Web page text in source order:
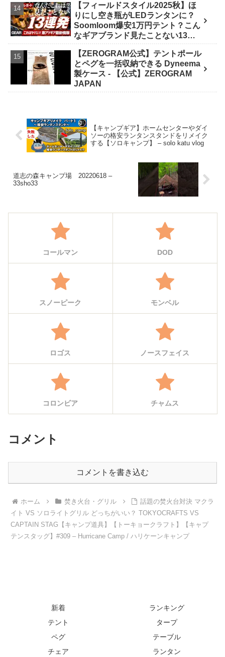
リー 選び方》 - ｺﾝﾊﾟｸﾄｷﾞｱ紹介★バ
イク野営部
【フィールドスタイル2025秋】ほ
りにし空き瓶がLEDランタンに？
Soomloom爆安1万円テント？こん
なギアブランド見たことない13連
Outdoor News24
【ZEROGRAM公式】テントポール
とペグを一括収納できる Dyneema
製ケース - 【公式】ZEROGRAM
JAPAN
【キャンプギア】ホームセンターやダイ
ソーの格安ランタンスタンドをリメイク
する【ソロキャンプ】 – solo katu vlog
道志の森キャンプ場 20220618 –
33sho33
コールマン DOD
スノーピーク モンベル
ロゴス ノースフェイス
コロンビア チャムス
コメント
コメントを書き込む
ホーム 焚き火台・グリル
話題の焚火台対決 マクラ
イト VS ソロライトグリル どっちがいい？ TOKYOCRAFTS VS
CAPTAIN STAG【キャンプ道具】【トーキョークラフト】【キャプ
テンスタッグ】#309 – Hurricane Camp / ハリケーンキャンプ
新着
ランキング
テント
タープ
ペグ
テーブル
チェア
ランタン